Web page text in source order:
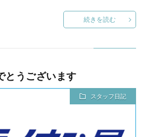
続きを読む
とうございます
スタッフ日記